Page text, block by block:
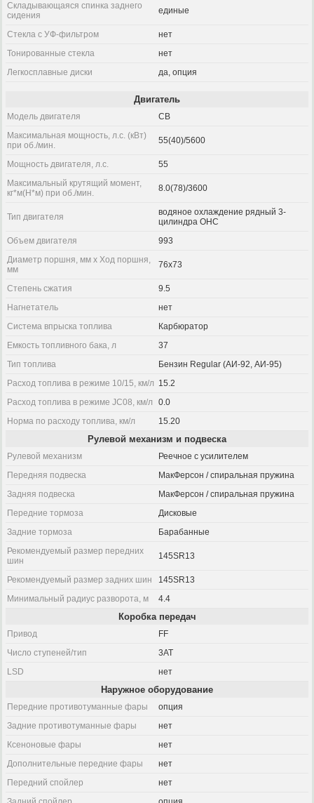
Складывающаяся спинка заднего
сидения
единые
Стекла с УФ-фильтром
нет
Тонированные стекла
нет
Легкосплавные диски
да, опция
Двигатель
Модель двигателя
CB
Максимальная мощность, л.с. (кВт)
при об./мин.
55(40)/5600
Мощность двигателя, л.с.
55
Максимальный крутящий момент,
кг*м(Н*м) при об./мин.
8.0(78)/3600
Тип двигателя
водяное охлаждение рядный 3-
цилиндра OHC
Объем двигателя
993
Диаметр поршня, мм x Ход поршня,
мм
76x73
Степень сжатия
9.5
Нагнетатель
нет
Система впрыска топлива
Карбюратор
Емкость топливного бака, л
37
Тип топлива
Бензин Regular (АИ-92, АИ-95)
Расход топлива в режиме 10/15, км/л 15.2
Расход топлива в режиме JC08, км/л
0.0
Норма по расходу топлива, км/л
15.20
Рулевой механизм и подвеска
Рулевой механизм
Реечное с усилителем
Передняя подвеска
МакФерсон / спиральная пружина
Задняя подвеска
МакФерсон / спиральная пружина
Передние тормоза
Дисковые
Задние тормоза
Барабанные
Рекомендуемый размер передних
шин
145SR13
Рекомендуемый размер задних шин
145SR13
Минимальный радиус разворота, м
4.4
Коробка передач
Привод
FF
Число ступеней/тип
3AT
LSD
нет
Наружное оборудование
Передние противотуманные фары
опция
Задние противотуманные фары
нет
Ксеноновые фары
нет
Дополнительные передние фары
нет
Передний спойлер
нет